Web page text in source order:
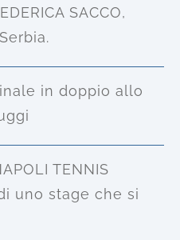
SACCO,
in doppio allo
TENNIS
uno stage che si